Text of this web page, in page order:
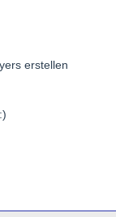
erstellen